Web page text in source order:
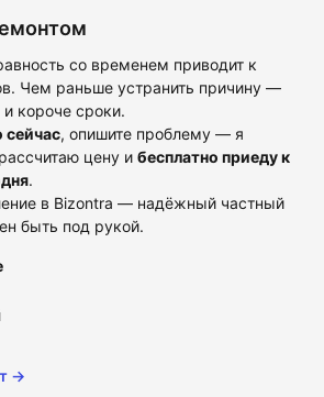
со временем приводит к
Чем раньше устранить причину —
короче сроки.
сейчас, опишите проблему — я
цену и бесплатно приеду к
.
в Bizontra — надёжный частный
быть под рукой.
→